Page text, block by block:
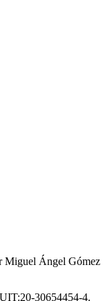
Miguel Ángel Gómez
30654454-4.